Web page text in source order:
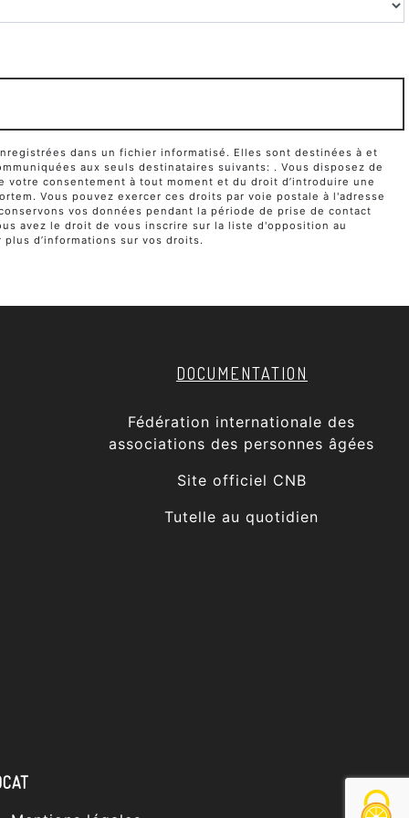
dans un fichier informatisé. Elles sont destinées à et
aux seuls destinataires suivants: . Vous disposez de
consentement à tout moment et du droit d’introduire une
Vous pouvez exercer ces droits par voie postale à l'adresse
vos données pendant la période de prise de contact
avez le droit de vous inscrire sur la liste d'opposition au
d’informations sur vos droits.
DOCUMENTATION
Fédération internationale des
associations des personnes âgées
Site officiel CNB
Tutelle au quotidien